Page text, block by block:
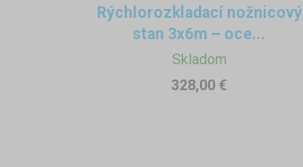
Rýchlorozkladací nožnicový
stan 3x6m – oce...
Skladom
328,00 €